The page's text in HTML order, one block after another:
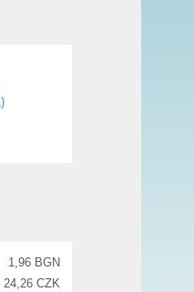
1,96 BGN
24,26 CZK